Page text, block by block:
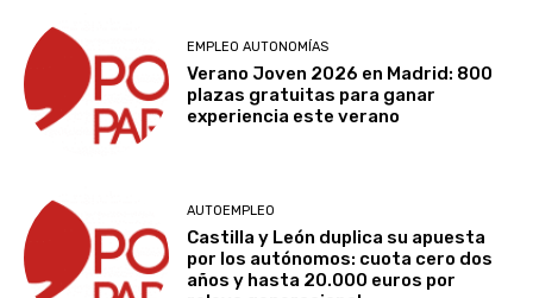
EMPLEO AUTONOMÍAS
Verano Joven 2026 en Madrid: 800
plazas gratuitas para ganar
experiencia este verano
AUTOEMPLEO
Castilla y León duplica su apuesta
por los autónomos: cuota cero dos
años y hasta 20.000 euros por